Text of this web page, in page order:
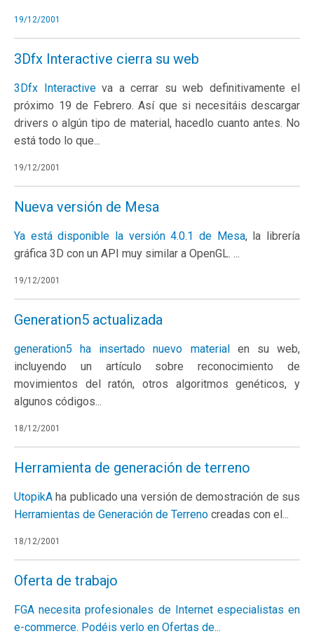
19/12/2001
3Dfx Interactive cierra su web
3Dfx Interactiveva a cerrar su web definitivamente el
próximo 19 de Febrero. Así que si necesitáis descargar
drivers o algún tipo de material, hacedlo cuanto antes. No
está todo lo que...
19/12/2001
Nueva versión de Mesa
Ya está disponible la versión 4.0.1 de Mesa, la librería
gráfica 3D con un API muy similar a OpenGL. ...
19/12/2001
Generation5 actualizada
generation5 ha insertadonuevo materialen su web,
incluyendo un artículo sobre reconocimiento de
movimientos del ratón, otros algoritmos genéticos, y
algunos códigos...
18/12/2001
Herramienta de generación de terreno
UtopikA ha publicado una versión de demostración de sus
Herramientas de Generación de Terreno creadas con el...
18/12/2001
Oferta de trabajo
FGA necesita profesionales de Internet especialistas en
e-commerce. Podéis verlo en Ofertas de...